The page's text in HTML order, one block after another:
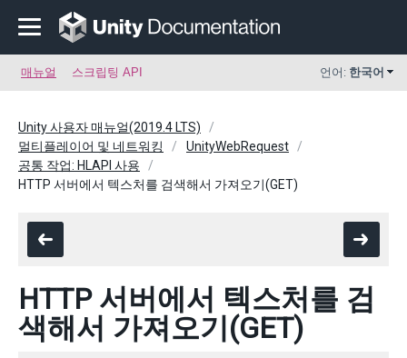
매뉴얼 스크립팅 API 언어: 한국어
Unity 사용자 매뉴얼(2019.4 LTS)
멀티플레이어 및 네트워킹
UnityWebRequest
공통 작업: HLAPI 사용
HTTP 서버에서 텍스처를 검색해서 가져오기(GET)
HTTP 서버에서 텍스처를 검
색해서 가져오기(GET)